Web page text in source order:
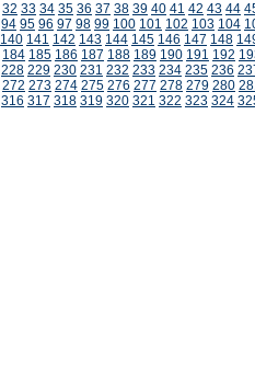
32 33 34 35 36 37 38 39 40 41 42 43 44
94 95 96 97 98 99 100 101 102 103 104
140 141 142 143 144 145 146 147 148
184 185 186 187 188 189 190 191 192
228 229 230 231 232 233 234 235 236
272 273 274 275 276 277 278 279 280
316 317 318 319 320 321 322 323 324